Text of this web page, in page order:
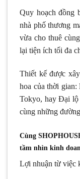
Quy hoạch đồng
nhà phố thương
vừa cho thuê
lại tiện ích tối đa
Thiết kế được
hoa của thời gian:
Tokyo, hay Đại lộ
cùng những
Cùng
tầm nhìn kinh
Lợi nhuận từ việc